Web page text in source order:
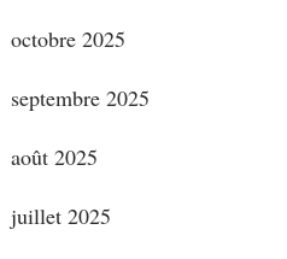
octobre 2025
septembre 2025
août 2025
juillet 2025